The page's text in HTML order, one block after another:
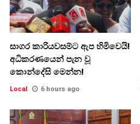
සාගර කාරියවසම්ට ඇප හිමිවෙයි!
අධිකරණයෙන් පැන වූ
කොන්දේසි මෙන්න!
Local 6 hours ago